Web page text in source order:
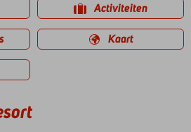
Activiteiten
Kaart